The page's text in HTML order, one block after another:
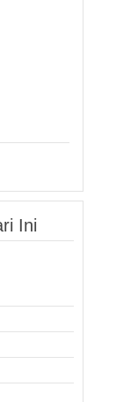
Ini